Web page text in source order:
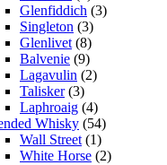
Glenfiddich (3)
Singleton (3)
Glenlivet (8)
Balvenie (9)
Lagavulin (2)
Talisker (3)
Laphroaig (4)
Whisky (54)
Wall Street (1)
White Horse (2)